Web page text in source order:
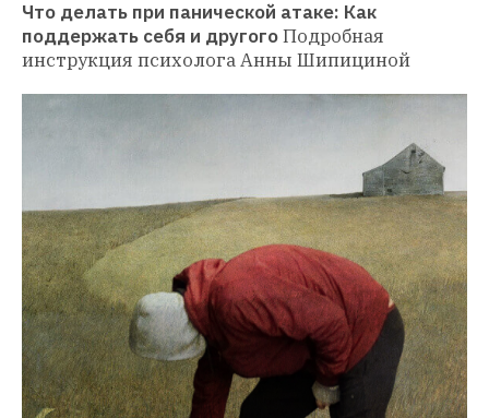
Что делать при панической атаке: Как
поддержать себя и другогоПодробная
инструкция психолога Анны Шипициной